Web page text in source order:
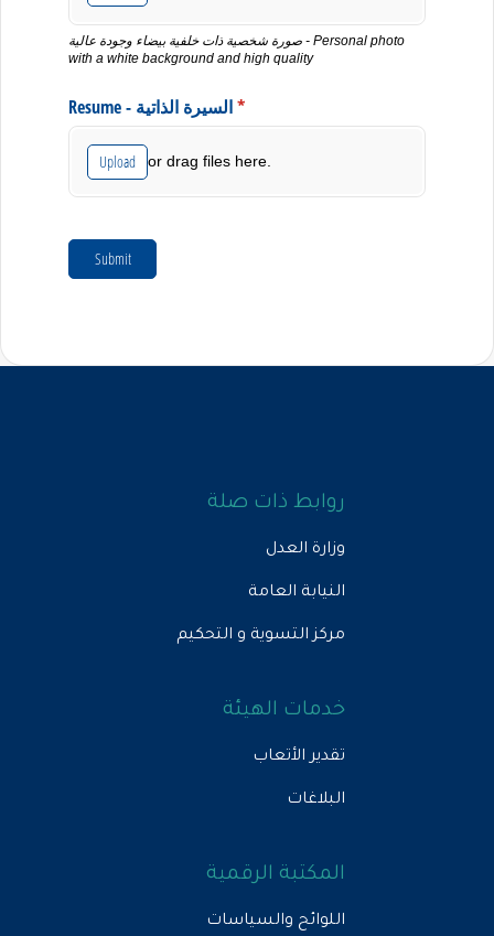
روابط ذات صلة
وزارة العدل
النيابة العامة
مركز التسوية و التحكيم
خدمات الهيئة
تقدير الأتعاب
البلاغات
المكتبة الرقمية
اللوائح والسياسات